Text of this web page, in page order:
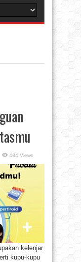
484 Views
kelenjar
kupu-kupu